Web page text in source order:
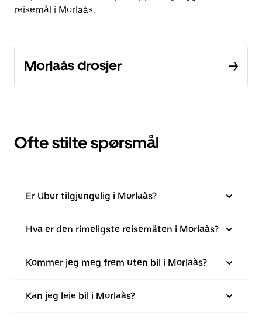
reisemål i Morlaàs.
Morlaàs drosjer
Ofte stilte spørsmål
Er Uber tilgjengelig i Morlaàs?
Hva er den rimeligste reisemåten i Morlaàs?
Kommer jeg meg frem uten bil i Morlaàs?
Kan jeg leie bil i Morlaàs?